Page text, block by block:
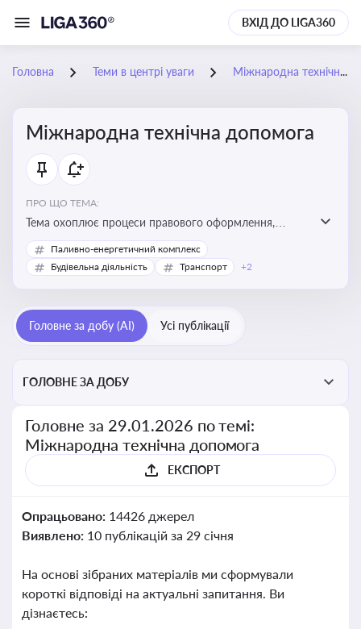
ВХІД ДО LIGA360
Головна Теми в центрі уваги Міжнародна технічна допомога
Міжнародна технічна допомога
ПРО ЩО ТЕМА:
Тема охоплює процеси правового оформлення,
адміністрування і контролю технічної допомоги, що
надається Україні з-за кордону, і є критично
Паливно-енергетичний комплекс
Будівельна діяльність
Транспорт +2
Головне за добу (AI) Усі публікації
ГОЛОВНЕ ЗА ДОБУ
Головне за 29.01.2026 по темі:
Міжнародна технічна допомога
ЕКСПОРТ
Опрацьовано: 14426 джерел
Виявлено: 10 публікацій за 29 січня
На основі зібраних матеріалів ми сформували
короткі відповіді на актуальні запитання. Ви
дізнаєтесь: